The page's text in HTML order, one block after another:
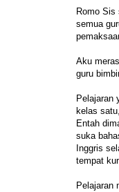
Romo
semua
Aku
guru
Pelajaran
kelas
Entah
suka
Inggris
tempat
Pelajaran